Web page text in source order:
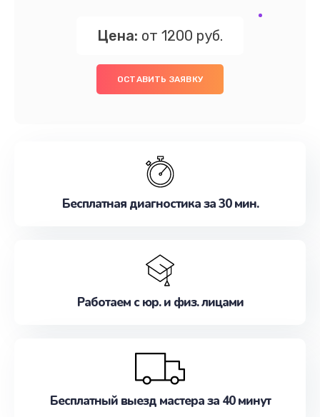
Цена: от 1200 руб.
ОСТАВИТЬ ЗАЯВКУ
Бесплатная диагностика за 30 мин.
Работаем с юр. и физ. лицами
Бесплатный выезд мастера за 40 минут